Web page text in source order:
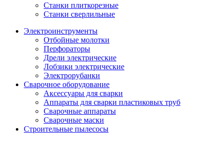
Станки плиткорезные
Станки сверлильные
Электроинструменты
Отбойные молотки
Перфораторы
Дрели электрические
Лобзики электрические
Электрорубанки
Сварочное оборудование
Аксессуары для сварки
Аппараты для сварки пластиковых труб
Сварочные аппараты
Сварочные маски
Строительные пылесосы